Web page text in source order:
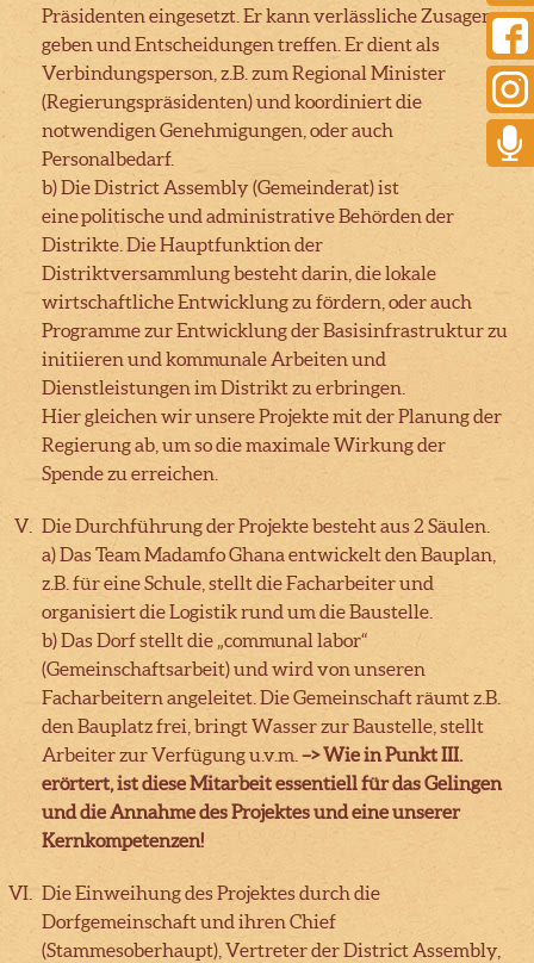
Präsidenten eingesetzt. Er kann verlässliche Zusagen
geben und Entscheidungen treffen. Er dient als
Verbindungsperson, z.B. zum Regional Minister
(Regierungspräsidenten) und koordiniert die
notwendigen Genehmigungen, oder auch
Personalbedarf.
b) Die District Assembly (Gemeinderat) ist
eine politische und administrative Behörden der
Distrikte. Die Hauptfunktion der
Distriktversammlung besteht darin, die lokale
wirtschaftliche Entwicklung zu fördern, oder auch
Programme zur Entwicklung der Basisinfrastruktur zu
initiieren und kommunale Arbeiten und
Dienstleistungen im Distrikt zu erbringen.
Hier gleichen wir unsere Projekte mit der Planung der
Regierung ab, um so die maximale Wirkung der
Spende zu erreichen.
Die Durchführung der Projekte besteht aus 2 Säulen.
a) Das Team Madamfo Ghana entwickelt den Bauplan,
z.B. für eine Schule, stellt die Facharbeiter und
organisiert die Logistik rund um die Baustelle.
b) Das Dorf stellt die „communal labor“
(Gemeinschaftsarbeit) und wird von unseren
Facharbeitern angeleitet. Die Gemeinschaft räumt z.B.
den Bauplatz frei, bringt Wasser zur Baustelle, stellt
Arbeiter zur Verfügung u.v.m. –> Wie in Punkt III.
erörtert, ist diese Mitarbeit essentiell für das Gelingen
und die Annahme des Projektes und eine unserer
Kernkompetenzen!
Die Einweihung des Projektes durch die
Dorfgemeinschaft und ihren Chief
(Stammesoberhaupt), Vertreter der District Assembly,